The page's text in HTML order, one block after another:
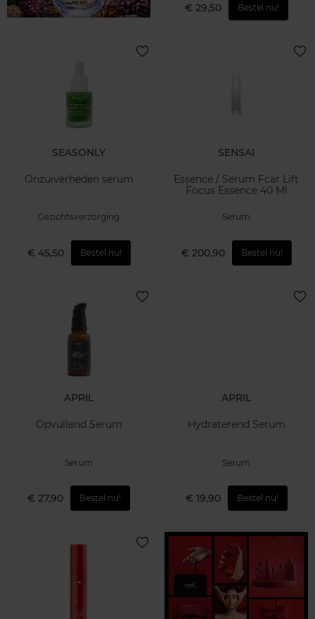
€ 29,50 Bestel nu!
SEASONLY
Onzuiverheden serum
Gezichtsverzorging
€ 45,50 Bestel nu!
SENSAI
Essence / Serum Fcar Lift
Focus Essence 40 Ml
Serum
€ 200,90 Bestel nu!
APRIL
Opvullend Serum
Serum
€ 27,90 Bestel nu!
APRIL
Hydraterend Serum
Serum
€ 19,90 Bestel nu!